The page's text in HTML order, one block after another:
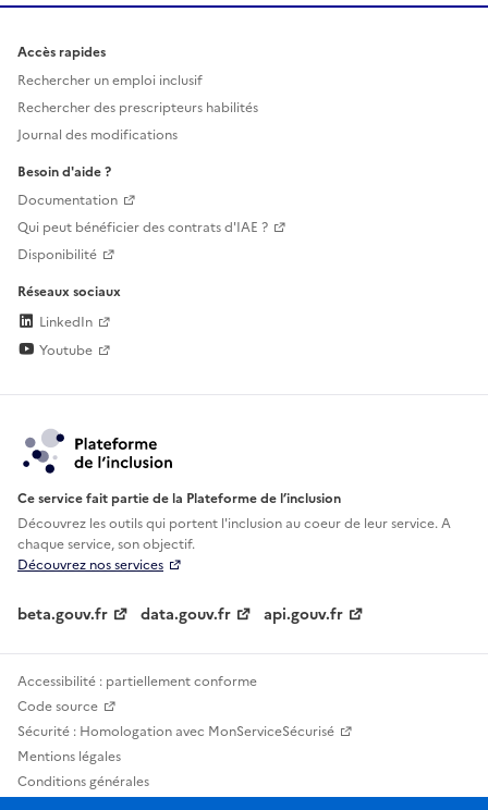
Accès rapides
Rechercher un emploi inclusif
Rechercher des prescripteurs habilités
Journal des modifications
Besoin d'aide ?
Documentation
Qui peut bénéficier des contrats d'IAE ?
Disponibilité
Réseaux sociaux
LinkedIn
Youtube
Ce service fait partie de la Plateforme de l’inclusion
Découvrez les outils qui portent l'inclusion aucoeur de leur service. A
chaque service, son objectif.
Découvrez nos services
beta.gouv.fr data.gouv.fr api.gouv.fr
Accessibilité : partiellement conforme
Code source
Sécurité : Homologation avec MonServiceSécurisé
Mentions légales
Conditions générales